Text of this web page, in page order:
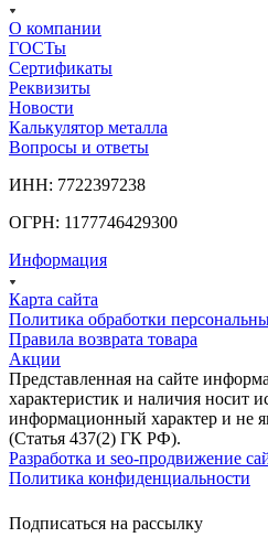
О компании
ГОСТы
Сертификаты
Реквизиты
Новости
Калькулятор металла
Вопросы и ответы
ИНН: 7722397238
ОГРН: 1177746429300
Информация
Карта сайта
Политика обработки
Правила возврата товара
Акции
Представленная на сайте
характеристик и наличия носит
информационный характер и не
(Статья 437(2) ГК РФ).
Разработка и seo-продвижение
Политика конфиденциальности
Подписаться на рассылку